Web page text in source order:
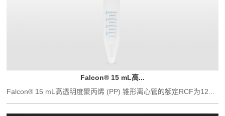
Falcon® 15 mL高...
Falcon® 15 mL高透明度聚丙烯 (PP) 锥形离心管的额定RCF为12...